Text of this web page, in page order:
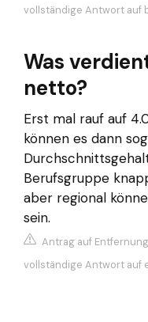
vollständige Antwort auf
Was
netto?
Erst mal rauf auf
können es dann
Berufsgruppe
aber regional
sein.
Antrag auf
vollständige Antwort auf